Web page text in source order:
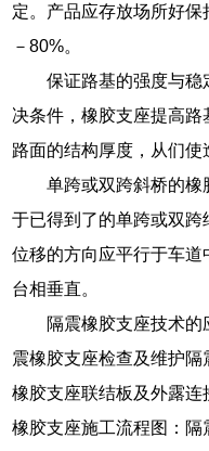
定。产品应存放场所好
－80%。
保证路基的强度与
决条件，橡胶支座提高
路面的结构厚度，从们使
单跨或双跨斜桥的橡
于已得到了的单跨或双
位移的方向应平行于车
台相垂直。
隔震橡胶支座技术
震橡胶支座检查及维护
橡胶支座联结板及外露
橡胶支座施工流程图：